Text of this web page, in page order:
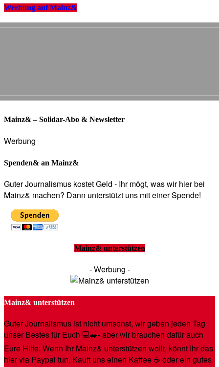
Werbung auf Mainz&
Mainz& – Solidar-Abo & Newsletter
Werbung
Spenden& an Mainz&
Guter Journalismus kostet Geld - Ihr mögt, was wir hier bei
Mainz& machen? Dann unterstützt uns mit einer Spende!
Mainz& unterstützen
- Werbung -
Mainz& unterstützen
Guter Journalismus ist nicht umsonst, wir geben jeden Tag
unser Bestes für Euch 💻🚙- aber wir brauchen dafür auch
Eure Hilfe: Wenn Ihr Mainz& unterstützen wollt, könnt Ihr das
hier via Paypal tun. Kauft uns einen Kaffee ☕️ oder ein gutes